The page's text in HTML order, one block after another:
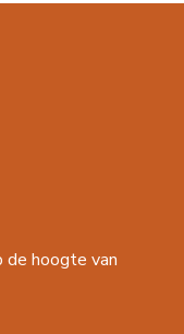
de hoogte van